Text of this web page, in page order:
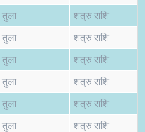
तुला शत्रु राशि
तुला शत्रु राशि
तुला शत्रु राशि
तुला शत्रु राशि
तुला शत्रु राशि
तुला शत्रु राशि